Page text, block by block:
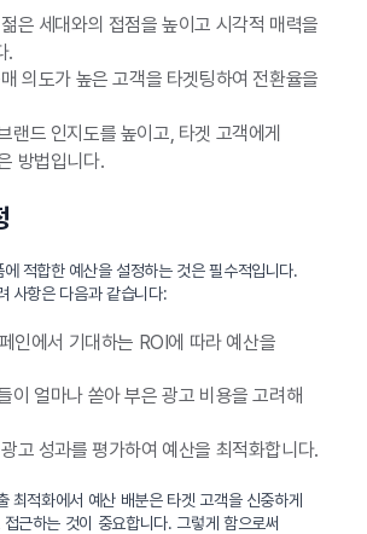
은 세대와의 접점을 높이고 시각적 매력을
.
의도가 높은 고객을 타겟팅하여 전환율을
랜드 인지도를 높이고, 타겟 고객에게
방법입니다.
적합한 예산을 설정하는 것은 필수적입니다.
사항은 다음과 같습니다:
인에서 기대하는 ROI에 따라 예산을
이 얼마나 쏟아 부은 광고 비용을 고려해
고 성과를 평가하여 예산을 최적화합니다.
최적화에서 예산 배분은 타겟 고객을 신중하게
근하는 것이 중요합니다. 그렇게 함으로써